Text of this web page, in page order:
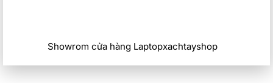
Showrom cửa hàng Laptopxachtayshop